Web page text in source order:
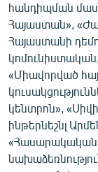
ԱՐԽԻՎ
ՏԵՍԱՆՅՈՒԹԵՐ
ԲԱՆԱՎԵՃ
ՁԳՏԵԼՈՎ
ՓՈԴՔԱՍԹ
Հայերեն
հանդիպման
Հայաստան»,
Հայաստանի
«Միավորված
կենտրոն»,
ինթերնեշնլ
«Հասարակական